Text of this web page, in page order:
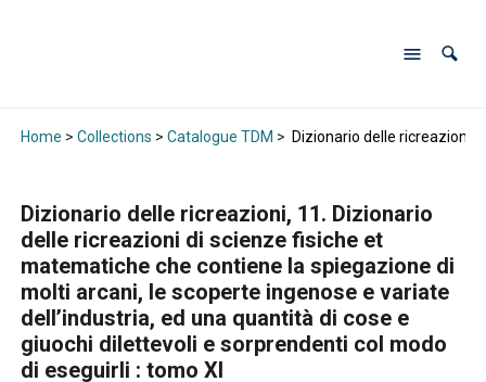
Home > Collections > Catalogue TDM > Dizionario delle ricreazioni,
Dizionario delle ricreazioni, 11. Dizionario
delle ricreazioni di scienze fisiche et
matematiche che contiene la spiegazione di
molti arcani, le scoperte ingenose e variate
dell’industria, ed una quantità di cose e
giuochi dilettevoli e sorprendenti col modo
di eseguirli : tomo XI